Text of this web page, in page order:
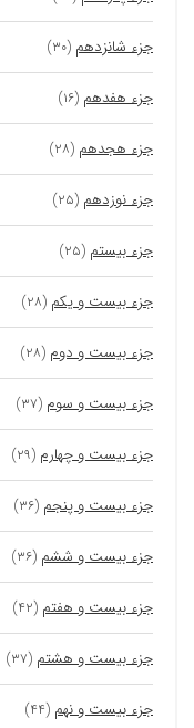
جزء شانزدهم (۳۰)
جزء هفدهم (۱۶)
جزء هجدهم (۲۸)
جزء نوزدهم (۲۵)
جزء بیستم (۲۵)
جزء بیست و یکم (۲۸)
جزء بیست و دوم (۲۸)
جزء بیست و سوم (۳۷)
جزء بیست و چهارم (۲۹)
جزء بیست و پنجم (۳۶)
جزء بیست و ششم (۳۶)
جزء بیست و هفتم (۴۲)
جزء بیست و هشتم (۳۷)
جزء بیست و نهم (۴۴)